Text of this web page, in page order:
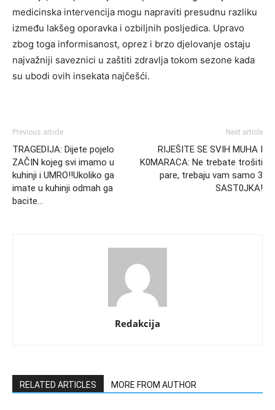
medicinska intervencija mogu napraviti presudnu razliku
između lakšeg oporavka i ozbiljnih posljedica. Upravo
zbog toga informisanost, oprez i brzo djelovanje ostaju
najvažniji saveznici u zaštiti zdravlja tokom sezone kada
su ubodi ovih insekata najčešći.
Previous article
TRAGEDIJA: Dijete pojelo
ZAČIN kojeg svi imamo u
kuhinji i UMRO!!Ukoliko ga
imate u kuhinji odmah ga
bacite…
Next article
RIJEŠITE SE SVIH MUHA I
K0MARACA: Ne trebate trošiti
pare, trebaju vam samo 3
SAST0JKA!
Redakcija
RELATED ARTICLES MORE FROM AUTHOR